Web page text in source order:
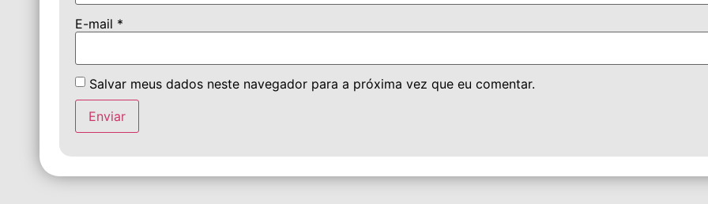
E-mail *
Salvar meus dados neste navegador para a próxima vez que eu comentar.